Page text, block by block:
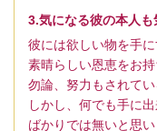
3.気になる彼の本人
彼には欲しい物を手
素晴らしい恩恵をお持
勿論、努力もされてい
しかし、何でも手に
ばかりでは無いと思い